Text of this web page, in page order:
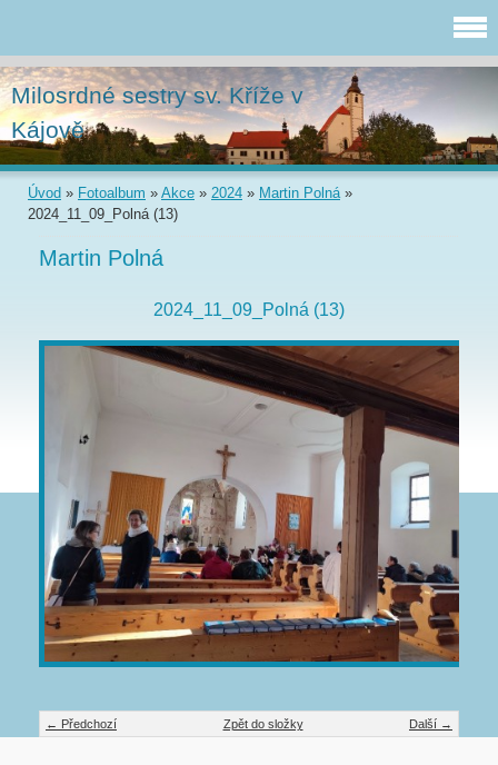
Milosrdné sestry sv. Kříže v
Kájově
Úvod » Fotoalbum » Akce » 2024 » Martin Polná»
2024_11_09_Polná (13)
Martin Polná
2024_11_09_Polná (13)
← Předchozí Další →
Zpět do složky